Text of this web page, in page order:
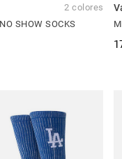
2 colores
SHOW SOCKS